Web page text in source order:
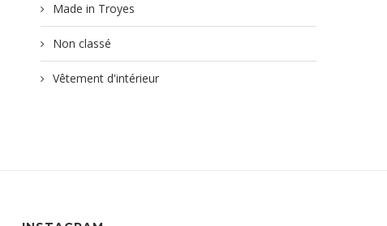
Made in Troyes
Non classé
Vêtement d'intérieur